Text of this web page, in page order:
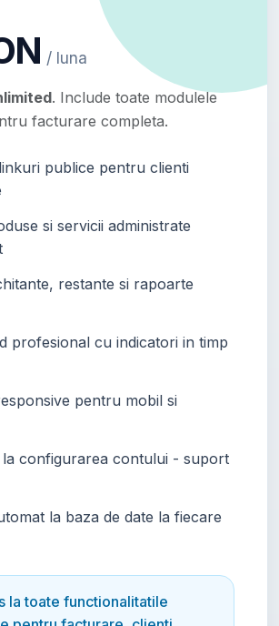
/ luna
. Include toate modulele
facturare completa.
publice pentru clienti
si servicii administrate
restante si rapoarte
profesional cu indicatori in timp
pentru mobil si
la configurarea contului - suport
la baza de date la fiecare
la toate functionalitatile